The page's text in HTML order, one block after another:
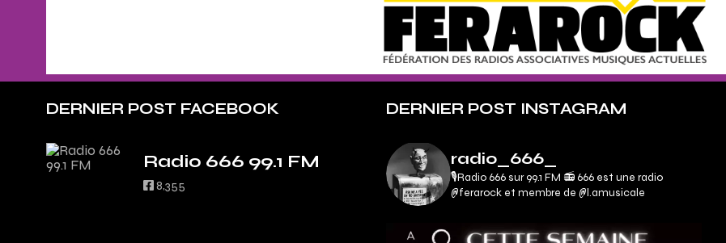
DERNIER POST FACEBOOK
Radio 666 99.1 FM
8,355
DERNIER POST INSTAGRAM
radio_666_
🎙Radio 666 sur 99.1 FM 📻666 est une radio
@ferarock et membre de @l.amusicale